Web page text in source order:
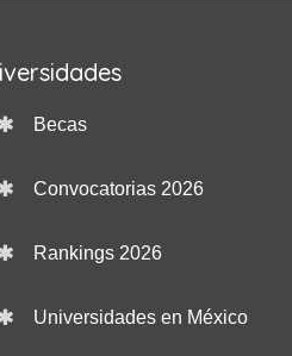
Becas
Convocatorias 2026
Rankings 2026
Universidades en México